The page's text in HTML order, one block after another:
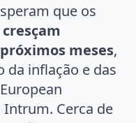
que os
meses,
da inflação e das
Intrum. Cerca de